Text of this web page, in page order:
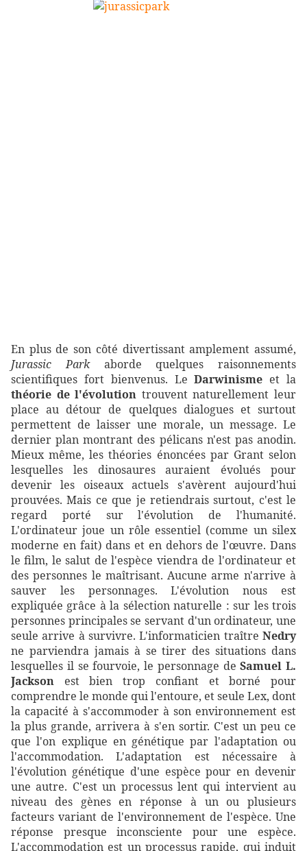
En plus de son côté divertissant amplement assumé,
Jurassic Parkaborde quelques raisonnements
scientifiques fort bienvenus. LeDarwinisme et la
théorie de l'évolution trouvent naturellement leur
place au détour de quelques dialogues et surtout
permettent de laisser une morale, un message. Le
dernier plan montrant des pélicans n'est pas anodin.
Mieux même, les théories énoncées par Grant selon
lesquelles les dinosaures auraient évolués pour
devenir les oiseaux actuels s'avèrent aujourd'hui
prouvées. Mais ce que je retiendrais surtout, c'est le
regard porté sur l'évolution de l'humanité.
L'ordinateur joue un rôle essentiel (comme un silex
moderne en fait) dans et en dehors de l'œuvre. Dans
le film, le salut de l'espèce viendra de l'ordinateur et
des personnes le maîtrisant. Aucune arme n'arrive à
sauver les personnages. L'évolution nous est
expliquée grâce à la sélection naturelle : sur les trois
personnes principales se servant d'un ordinateur, une
seule arrive à survivre. L'informaticien traître Nedry
ne parviendra jamais à se tirer des situations dans
lesquelles il se fourvoie, le personnage deSamuel L.
Jackson est bien trop confiant et borné pour
comprendre le monde qui l'entoure, et seule Lex, dont
la capacité à s'accommoder à son environnement est
la plus grande, arrivera à s'en sortir. C'est un peu ce
que l'on explique en génétique par l'adaptation ou
l'accommodation. L'adaptation est nécessaire à
l'évolution génétique d'une espèce pour en devenir
une autre. C'est un processus lent qui intervient au
niveau des gènes en réponse à un ou plusieurs
facteurs variant de l'environnement de l'espèce. Une
réponse presque inconsciente pour une espèce.
L'accommodation est un processus rapide, qui induit